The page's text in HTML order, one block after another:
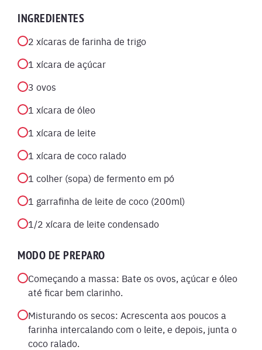
INGREDIENTES
2 xícaras de farinha de trigo
1 xícara de açúcar
3 ovos
1 xícara de óleo
1 xícara de leite
1 xícara de coco ralado
1 colher (sopa) de fermento em pó
1 garrafinha de leite de coco (200ml)
1/2 xícara de leite condensado
MODO DE PREPARO
Começando a massa: Bate os ovos, açúcar e óleo
até ficar bem clarinho.
Misturando os secos: Acrescenta aos poucos a
farinha intercalando com o leite, e depois, junta o
coco ralado.